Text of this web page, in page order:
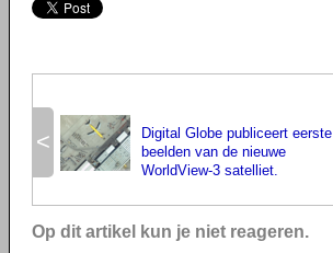
<
Digital Globe publiceert eerste
beelden van de nieuwe
WorldView-3 satelliet.
Op dit artikel kun je niet reageren.